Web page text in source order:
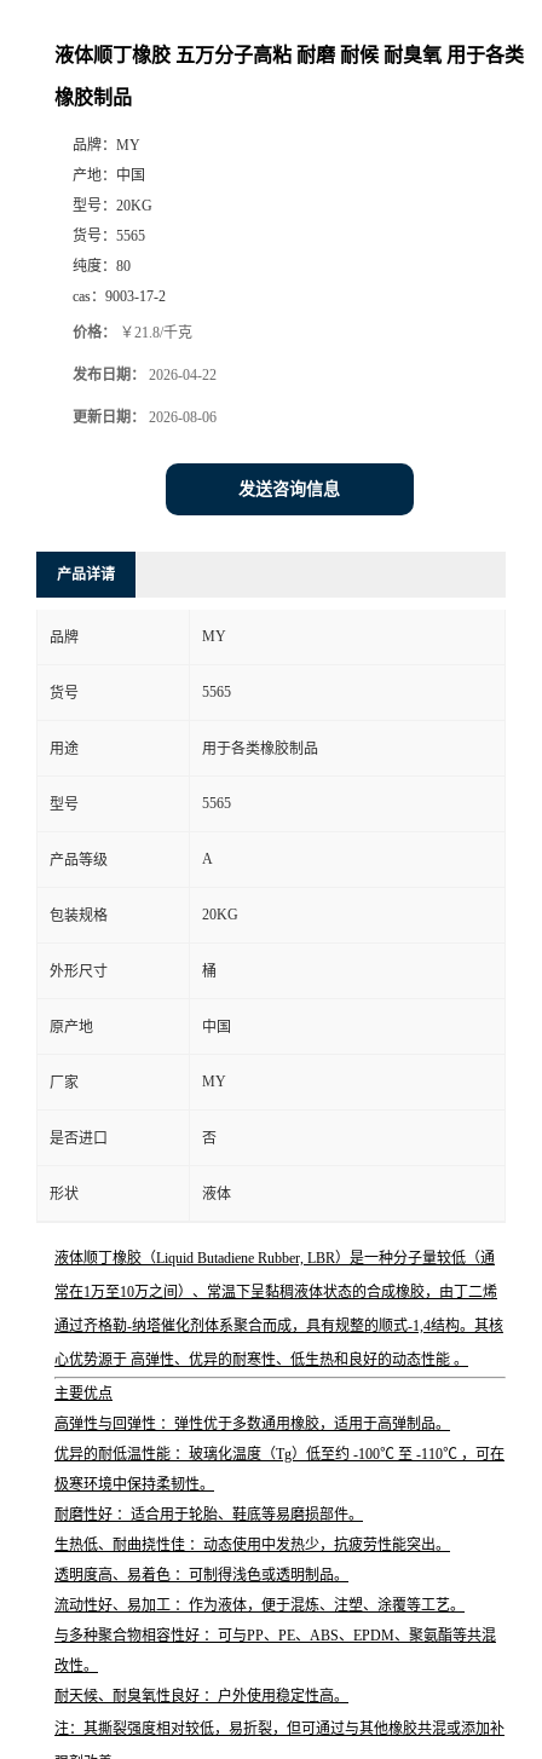
液体顺丁橡胶 五万分子高粘 耐磨 耐候 耐臭氧 用于各类
橡胶制品
品牌： MY
产地： 中国
型号： 20KG
货号： 5565
纯度： 80
cas： 9003-17-2
价格： ￥21.8/千克
发布日期： 2026-04-22
更新日期： 2026-08-06
发送咨询信息
产品详请
品牌 MY
货号 5565
用途 用于各类橡胶制品
型号 5565
产品等级 A
包装规格 20KG
外形尺寸 桶
原产地 中国
厂家 MY
是否进口 否
形状 液体
液体顺丁橡胶（Liquid Butadiene Rubber, LBR）是一种分子量较低（通
常在1万至10万之间）、常温下呈黏稠液体状态的合成橡胶，由丁二烯
通过齐格勒-纳塔催化剂体系聚合而成，具有规整的顺式-1,4结构。其核
心优势源于 高弹性、优异的耐寒性、低生热和良好的动态性能 。
主要优点
高弹性与回弹性 ：弹性优于多数通用橡胶，适用于高弹制品。
优异的耐低温性能 ：玻璃化温度（Tg）低至约 -100℃ 至 -110℃ ，可在
极寒环境中保持柔韧性。
耐磨性好 ：适合用于轮胎、鞋底等易磨损部件。
生热低、耐曲挠性佳 ：动态使用中发热少，抗疲劳性能突出。
透明度高、易着色 ：可制得浅色或透明制品。
流动性好、易加工 ：作为液体，便于混炼、注塑、涂覆等工艺。
与多种聚合物相容性好 ：可与PP、PE、ABS、EPDM、聚氨酯等共混
改性。
耐天候、耐臭氧性良好 ：户外使用稳定性高。
注：其撕裂强度相对较低，易折裂，但可通过与其他橡胶共混或添加补